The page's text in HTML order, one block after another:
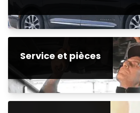
Service et pièces